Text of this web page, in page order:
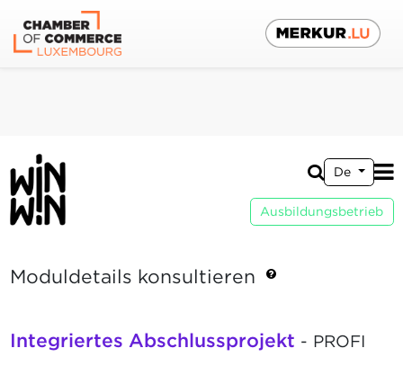
De
Ausbildungsbetrieb
Moduldetails konsultieren
Integriertes Abschlussprojekt - PROFI